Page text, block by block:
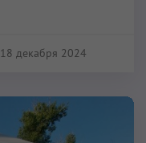
18 декабря 2024